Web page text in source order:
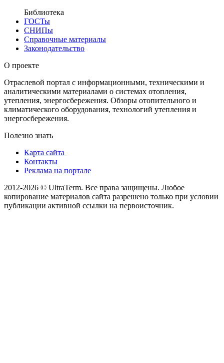
Библиотека
ГОСТы
СНИПы
Справочные материалы
Законодательство
О проекте
Отраслевой портал с информационными, техническими и
аналитическими материалами о системах отопления,
утепления, энергосбережения. Обзоры отопительного и
климатического оборудования, технологий утепления и
энергосбережения.
Полезно знать
Карта сайта
Контакты
Реклама на портале
2012-2026 © UltraTerm. Все права защищены. Любое
копирование материалов сайта разрешено только при условии
публикации активной ссылки на первоисточник.